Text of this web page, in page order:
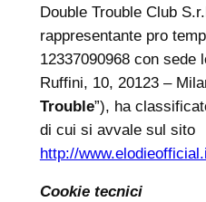
Double Trouble Club
rappresentante pro
12337090968 con sede
Ruffini, 10, 20123 –
Trouble”), ha
di cui si avvale sul sito
http://
Cookie tecnici